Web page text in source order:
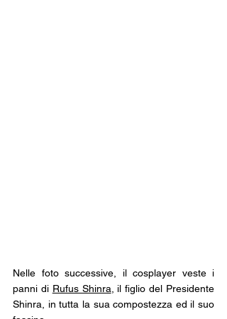
Nelle foto successive, il cosplayer veste i
panni di Rufus Shinra , il figlio del Presidente
Shinra, in tutta la sua compostezza ed il suo